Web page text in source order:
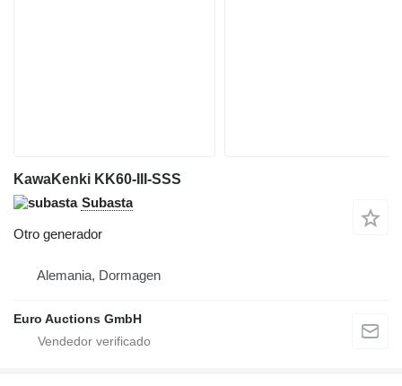
KawaKenki KK60-III-SSS
Subasta
Otro generador
Alemania, Dormagen
Euro Auctions GmbH